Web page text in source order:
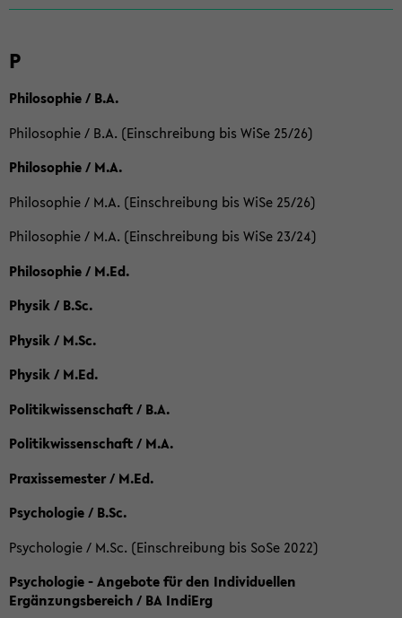
P
Philosophie / B.A.
Philosophie / B.A. (Einschreibung bis WiSe 25/26)
Philosophie / M.A.
Philosophie / M.A. (Einschreibung bis WiSe 25/26)
Philosophie / M.A. (Einschreibung bis WiSe 23/24)
Philosophie / M.Ed.
Physik / B.Sc.
Physik / M.Sc.
Physik / M.Ed.
Politikwissenschaft / B.A.
Politikwissenschaft / M.A.
Praxissemester / M.Ed.
Psychologie / B.Sc.
Psychologie / M.Sc. (Einschreibung bis SoSe 2022)
Psychologie - Angebote für den Individuellen
Ergänzungsbereich / BA IndiErg